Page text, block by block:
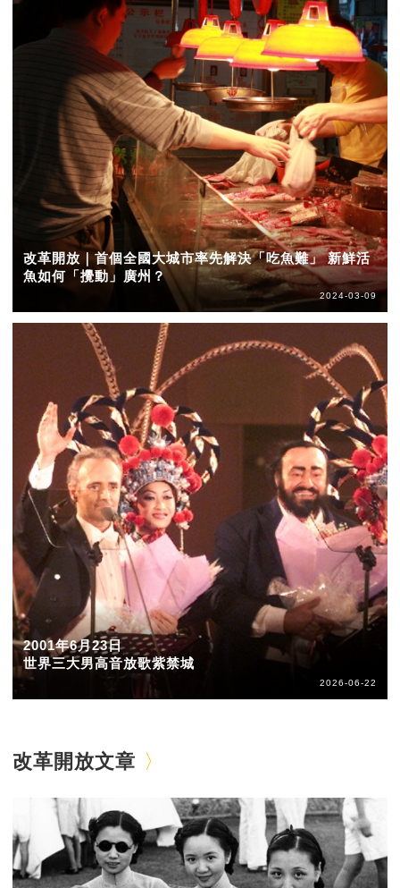
改革開放｜首個全國大城市率先解決「吃魚難」 新鮮活
魚如何「攪動」廣州？
2024-03-09
2001年6月23日
世界三大男高音放歌紫禁城
2026-06-22
改革開放文章